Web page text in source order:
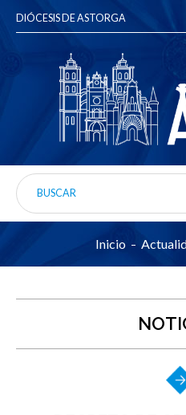
DIÓCESIS DE ASTORGA
Inicio